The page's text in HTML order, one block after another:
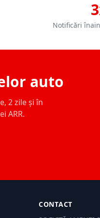
Notificări
auto
2 zile și în
ARR.
CONTACT